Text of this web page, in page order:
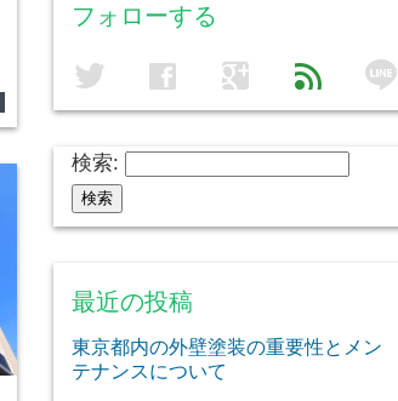
フォローする
twitter facebook google feed line
検索:
最近の投稿
東京都内の外壁塗装の重要性とメン
テナンスについて